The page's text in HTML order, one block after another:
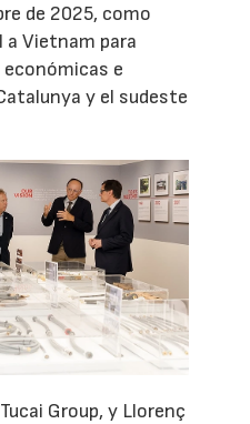
de 2025, como
a Vietnam para
e
y el sudeste
Group, y Llorenç